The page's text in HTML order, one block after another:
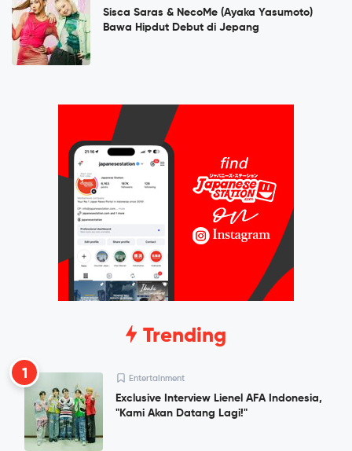
Sisca Saras & NecoMe (Ayaka Yasumoto)
Bawa Hipdut Debut di Jepang
Trending
1 Entertainment
Exclusive Interview Lienel AFA Indonesia,
"Kami Akan Datang Lagi!"